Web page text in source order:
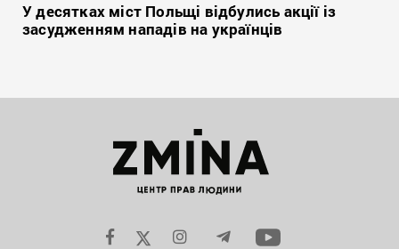
У десятках міст Польщі відбулись акції із
засудженням нападів на українців